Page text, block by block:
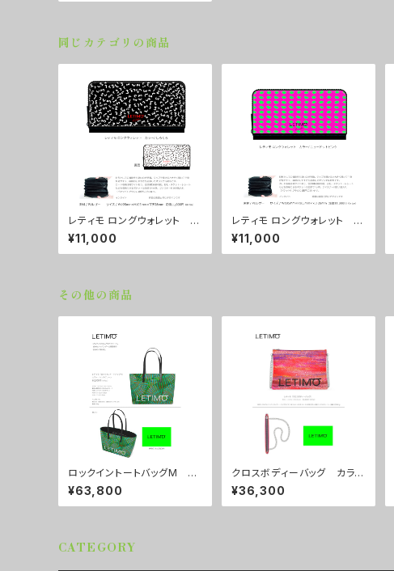
同じカテゴリの商品
レティモ ロングウォレット カ
ラー/しろくろ ■配送まで３
週間
¥11,000
レティモ ロングウォレット カ
ラー/ ニュードットピンク ■
配送まで３週間
¥11,000
その他の商品
ロックイントートバッグM カ
ラー/センスグリーン ■配送
まで約１か月
¥63,800
クロスボディーバッグ カラ
ー/シティーサンセット ■配
送まで約１か月
¥36,300
CATEGORY